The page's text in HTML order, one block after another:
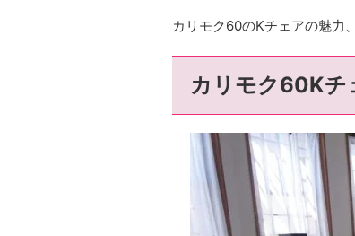
カリモク60のKチェアの魅力
カリモク60Kチ